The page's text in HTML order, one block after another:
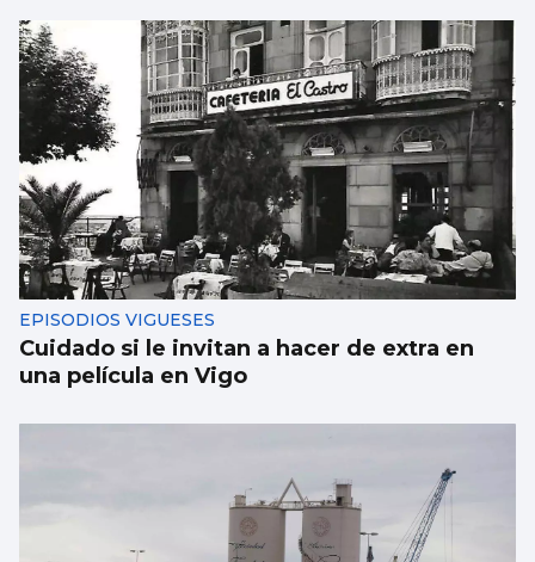
EPISODIOS VIGUESES
Cuidado si le invitan a hacer de extra en
una película en Vigo